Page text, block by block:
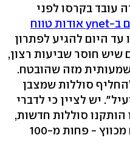
עובד בקרסו לפני
הפרסום ב-ynet אודות טווח
עד היום להגיע לפתרון
שיש חוסר שביעות רצון,
מזה שהובטח.
סוללות שמצבן
יש לציין כי לדברי
הותקנו סוללות חדשות,
הציגו אלה תוך זמן קצר טווח מכווץ - פחות מ-100